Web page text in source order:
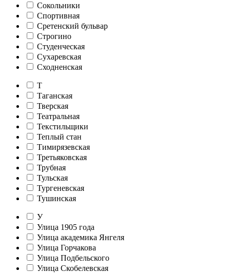
Сокольники
Спортивная
Сретенский бульвар
Строгино
Студенческая
Сухаревская
Сходненская
Т
Таганская
Тверская
Театральная
Текстильщики
Теплый стан
Тимирязевская
Третьяковская
Трубная
Тульская
Тургеневская
Тушинская
У
Улица 1905 года
Улица академика Янгеля
Улица Горчакова
Улица Подбельского
Улица Скобелевская